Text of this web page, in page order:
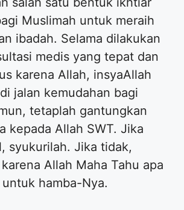
Muslimah untuk meraih
ibadah. Selama dilakukan
medis yang tepat dan
karena Allah, insyaAllah
jalan kemudahan bagi
tetaplah gantungkan
kepada Allah SWT. Jika
syukurilah. Jika tidak,
Allah Maha Tahu apa
hamba-Nya.